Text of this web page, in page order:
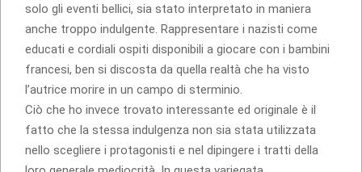
solo gli eventi bellici, sia stato interpretato in maniera
anche troppo indulgente. Rappresentare i nazisti come
educati e cordiali ospiti disponibili a giocare con i bambini
francesi, ben si discosta da quella realtà che ha visto
l’autrice morire in un campo di sterminio.
Ciò che ho invece trovato interessante ed originale è il
fatto che la stessa indulgenza non sia stata utilizzata
nello scegliere i protagonisti e nel dipingere i tratti della